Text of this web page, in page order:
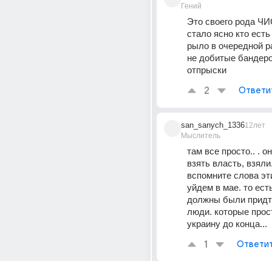
Гений
Это своего рода
стало ясно кто
рыло в очередной
не добитые
отпрыски
2
san_sanych_1336
Мыслитель
12лет
там все просто.. .
взять власть,
вспомните слова
уйдем в мае. то
должны были
люди. которые
украину до конца...
1